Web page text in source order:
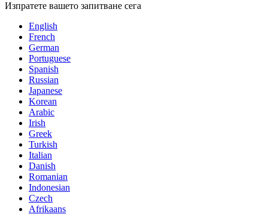
Изпратете вашето запитване сега
English
French
German
Portuguese
Spanish
Russian
Japanese
Korean
Arabic
Irish
Greek
Turkish
Italian
Danish
Romanian
Indonesian
Czech
Afrikaans